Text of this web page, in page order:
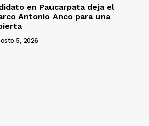
en Paucarpata deja el
Antonio Anco para una
5, 2026